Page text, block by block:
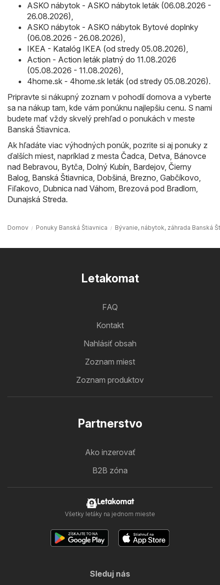
ASKO nábytok - ASKO nábytok leták (06.08.2026 -
26.08.2026),
ASKO nábytok - ASKO nábytok Bytové doplnky
(06.08.2026 - 26.08.2026),
IKEA - Katalóg IKEA (od stredy 05.08.2026),
Action - Action leták platný do 11.08.2026
(05.08.2026 - 11.08.2026),
4home.sk - 4home.sk leták (od stredy 05.08.2026).
Pripravte si nákupný zoznam v pohodlí domova a vyberte
sa na nákup tam, kde vám ponúknu najlepšiu cenu. S nami
budete mať vždy skvelý prehľad o ponukách v meste
Banská Štiavnica.
Ak hľadáte viac výhodných ponúk, pozrite si aj ponuky z
ďalších miest, napríklad z mesta Čadca, Detva, Bánovce
nad Bebravou, Bytča, Dolný Kubín, Bardejov, Čierny
Balog, Banská Štiavnica, Dobšiná, Brezno, Gabčíkovo,
Fiľakovo, Dubnica nad Váhom, Brezová pod Bradlom,
Dunajská Streda.
Domov Ponuky Banská Štiavnica Bývanie, nábytok, záhrada Banská
Letakomat
FAQ
Kontakt
Nahlásiť obsah
Zoznam miest
Zoznam produktov
Partnerstvo
Ako inzerovať
B2B zóna
Letakomat
Všetky letáky na jednom mieste
Sleduj nás